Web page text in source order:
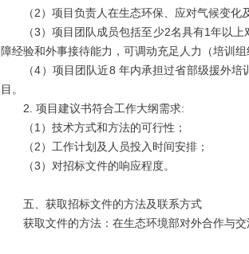
（2）项目负责人在生态环保、应对气候变化
（3）项目团队成员包括至少2名具有1年以上
障经验和外事接待能力，可调动充足人力（培训
（4）项目团队近8 年内承担过省部级援外培
目。
2. 项目建议书符合工作大纲需求:
（1）技术方式和方法的可行性；
（2）工作计划及人员投入时间安排；
（3）对招标文件的响应程度。
五、获取招标文件的方法及联系方式
获取文件的方法：在生态环境部对外合作与交